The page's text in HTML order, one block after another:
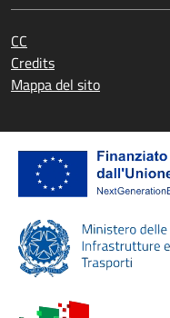
CC
Credits
Mappa del sito